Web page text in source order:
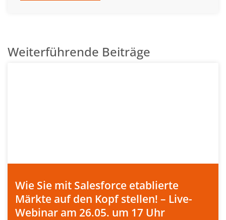
Weiterführende Beiträge
Wie Sie mit Salesforce etablierte
Märkte auf den Kopf stellen! – Live-
Webinar am 26.05. um 17 Uhr